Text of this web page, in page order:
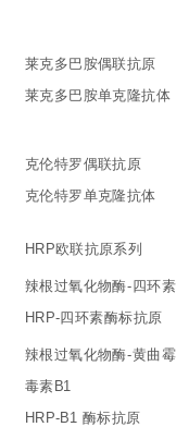
莱克多巴胺偶联抗原
莱克多巴胺单克隆抗体
克伦特罗偶联抗原
克伦特罗单克隆抗体
HRP欧联抗原系列
辣根过氧化物酶-四环素
HRP-四环素酶标抗原
辣根过氧化物酶-黄曲霉
毒素B1
HRP-B1 酶标抗原